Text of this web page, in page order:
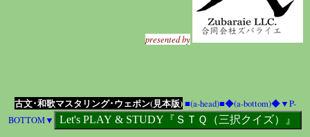
presented by
古文･和歌マスタリング･ウェポン(見本版) ■(a-head)■◆(a-bottom)◆▼P-
BOTTOM▼